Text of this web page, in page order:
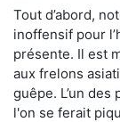
Tout d’abord,
inoffensif pour
présente. Il est
aux frelons
guêpe. L’un
l'on se ferait